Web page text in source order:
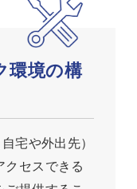
環境の構
宅や外出先）
クセスできる